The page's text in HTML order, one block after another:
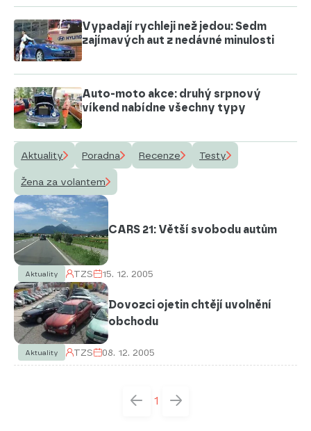
Vypadají rychleji než jedou: Sedm
zajímavých aut z nedávné minulosti
Auto-moto akce: druhý srpnový
víkend nabídne všechny typy
Aktuality Poradna Recenze Testy
Žena za volantem
CARS 21: Větší svobodu autům
Aktuality TZS 15. 12. 2005
Dovozci ojetin chtějí uvolnění
obchodu
Aktuality TZS 08. 12. 2005
1